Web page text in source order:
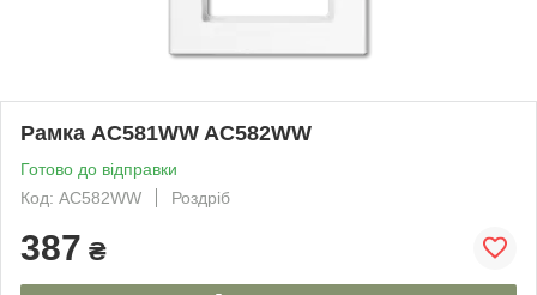
Рамка AC581WW AC582WW
Готово до відправки
Код: AC582WW
Роздріб
387 ₴